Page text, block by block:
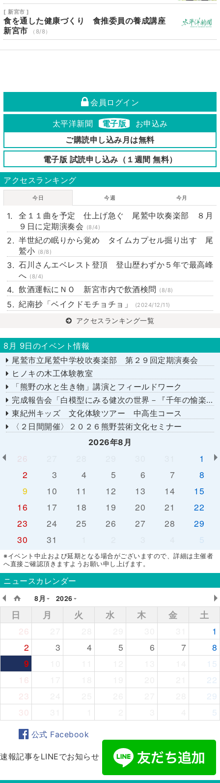
[ 新宮市 ]
食を通した健康づくり 食推委員の養成講座
新宮市
（8/8）
会員ログイン
太平洋新聞 電子版
お申込み
ご購読申し込み月は無料
電子版 試読申し込み（１週間 無料）
アクセスランキング
今日 今週 今月
全１１曲を予定 仕上げ急ぐ 尾鷲中吹奏楽部 ８月
９日に定期演奏会 (8/4)
半世紀の眠りから覚め タイムカプセル掘り出す 尾
鷲小 (8/8)
石川さんエベレスト登頂 登山歴わずか５年で最高峰
へ (8/4)
飲酒運転にＮＯ 新宮市内で飲酒検問 (8/8)
紀南抄「ベイクドモチョチョ」 (2024/12/11)
アクセスランキング一覧
8月 9日のイベント情報
尾鷲市立尾鷲中学校吹奏楽部 第２９回定期演奏会
ヒノキの木工体験教室
「熊野の水と生き物」講演とフィールドワーク
完成報告会「白模型にみる健次の世界－『千年の愉楽』『奇蹟』より－」
東紀州キッズ 文化体験ツアー 中高生コース
〈２日間開催〉２０２６熊野芸術文化セミナー
2026年8月
26
1
2
3 4 5 6 7
8
9
10 11 12 13 14
15
16
17 18 19 20 21
22
23
24 25 26 27 28
29
30
31 5
※イベント中止および延期となる場合がございますので、詳細は主催者
へ直接ご確認頂きますようお願い申し上げます。
ニュースカレンダー
8月
2026
日 月 火 水 木 金
土
26
1
2
3 4 5 6 7
8
9
15
16
22
23
29
30
5
公式 Facebook
速報記事をLINEでお知らせ